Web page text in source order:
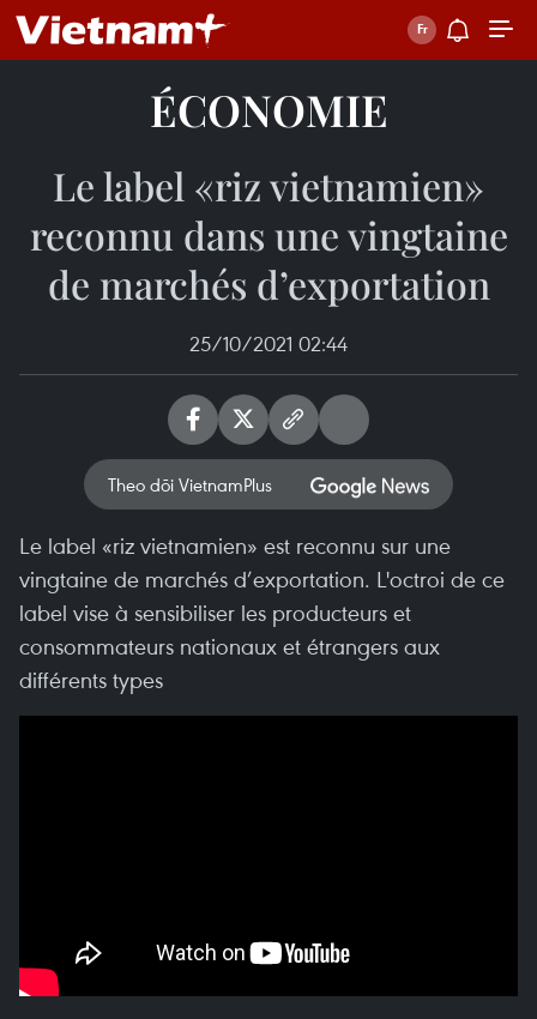
ÉCONOMIE
Le label «riz vietnamien»
reconnu dans une vingtaine
de marchés d’exportation
25/10/2021 02:44
Theo dõi VietnamPlus
Le label «riz vietnamien» est reconnu sur une
vingtaine de marchés d’exportation. L'octroi de ce
label vise à sensibiliser les producteurs et
consommateurs nationaux et étrangers aux
différents types